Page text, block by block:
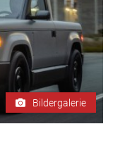
Bildergalerie